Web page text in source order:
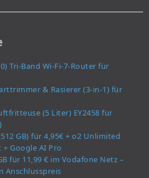
Tri-Band Wi-Fi-7-Router für
& Rasierer (3-in-1) für
(5 Liter) EY2458 für
GB) für 4,95€ + o2 Unlimited
Google AI Pro
für 11,99 € im Vodafone Netz –
Anschlusspreis